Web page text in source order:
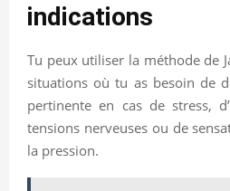
indications
Tu peux utiliser la méthode de
situations où tu as besoin de
pertinente en cas de stress,
tensions nerveuses ou de
la pression.